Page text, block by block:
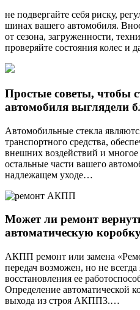
не подвергайте себя риску,
шинах вашего автомобиля.
от сезона, загруженности,
проверяйте состояния колес и
Простые советы, чтобы
автомобиля выглядели
Автомобильные стекла
транспортного средства,
внешних воздействий и
остальные части вашего
надлежащем уходе…
Может ли ремонт
автоматическую
АКПП ремонт или замена
передач возможен, но не
восстановления ее
Определение автоматической
выхода из строя АКПП3.…